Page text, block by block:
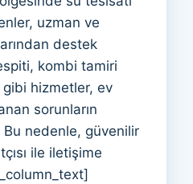
uzman ve
destek
kombi tamiri
hizmetler, ev
sorunların
nedenle, güvenilir
ile iletişime